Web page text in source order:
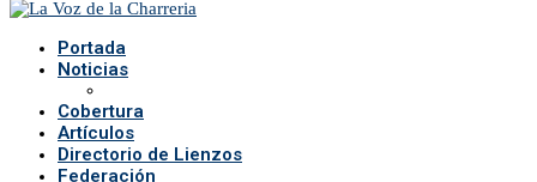
Portada
Noticias
Cobertura
Artículos
Directorio de Lienzos
Federación